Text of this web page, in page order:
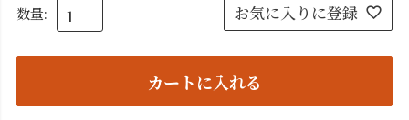
お気に入りに登録
カートに入れる